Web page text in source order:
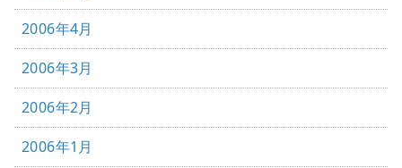
2006年4月
2006年3月
2006年2月
2006年1月